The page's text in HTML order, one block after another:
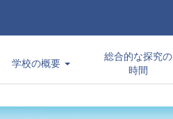
学校の概要
総合的な探究の
時間